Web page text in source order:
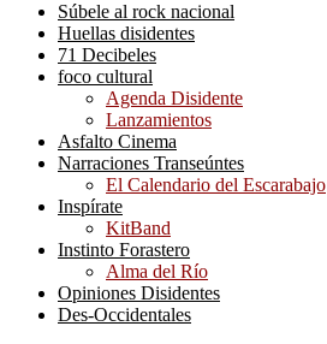
Súbele al rock nacional
Huellas disidentes
71 Decibeles
foco cultural
Agenda Disidente
Lanzamientos
Asfalto Cinema
Narraciones Transeúntes
El Calendario del Escarabajo
Inspírate
KitBand
Instinto Forastero
Alma del Río
Opiniones Disidentes
Des-Occidentales